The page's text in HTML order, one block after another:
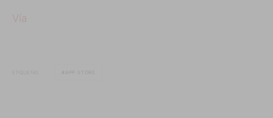
Vía
APP STORE